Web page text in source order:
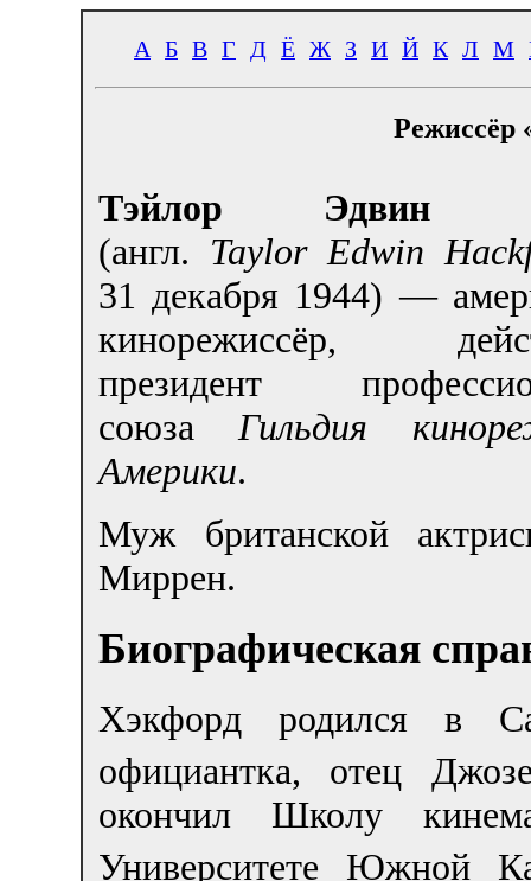
А Б В Г Д Ё Ж З И Й К Л М
Режиссёр
Тэйлор Эдвин
(англ. Taylor Edwin
31 декабря 1944) —
кинорежиссёр,
президент
союза Гильдия
Америки.
Муж британской
Миррен.
Биографическая
Хэкфорд родился в
официантка, отец
окончил Школу
Университете Южной